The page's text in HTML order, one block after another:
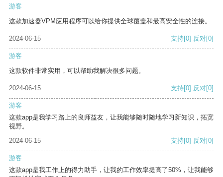
游客
这款加速器VPM应用程序可以给你提供全球覆盖和最高安全性的连接。
2024-06-15 支持[0] 反对[0]
游客
这款软件非常实用，可以帮助我解决很多问题。
2024-06-15 支持[0] 反对[0]
游客
这款app是我学习路上的良师益友，让我能够随时随地学习新知识，拓宽
视野。
2024-06-15
支持[0] 反对[0]
游客
这款app是我工作上的得力助手，让我的工作效率提高了50%，让我能够